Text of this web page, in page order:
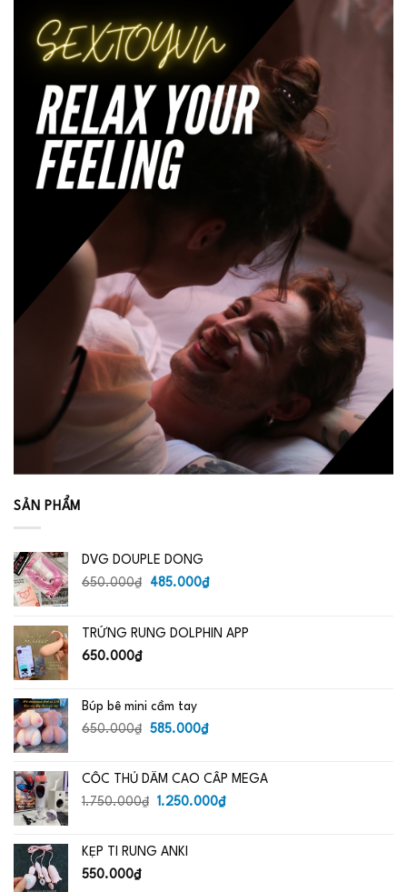
SẢN PHẨM
DVG DOUPLE DONG
650.000₫
Giá
650.000₫.
485.000₫Giá
là:
TRỨNG RUNG DOLPHIN APP
650.000₫
Búp bê mini cầm tay
650.000₫
Giá
650.000₫.
585.000₫Giá
là:
585.000₫.
CỐC THỦ DÂM CAO CẤP MEGA
1.750.000₫
Giá
1.750.000₫.
1.250.000₫Giá
KẸP TI RUNG ANKI
550.000₫